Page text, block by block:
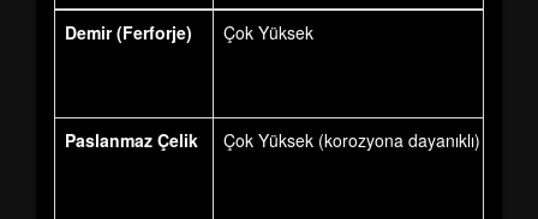
Demir (Ferforje)
Çok Yüksek
Paslanmaz Çelik Çok Yüksek (korozyona dayanıklı)